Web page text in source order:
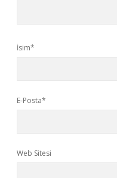
İsim*
E-Posta*
Web Sitesi